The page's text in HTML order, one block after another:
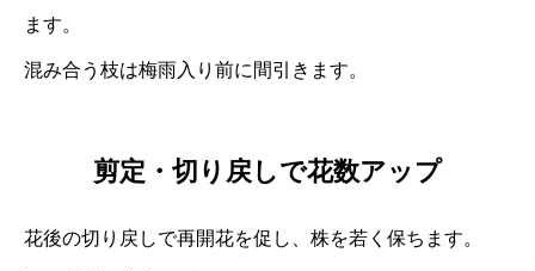
ます。
混み合う枝は梅雨入り前に間引きます。
剪定・切り戻しで花数アップ
花後の切り戻しで再開花を促し、株を若く保ちます。